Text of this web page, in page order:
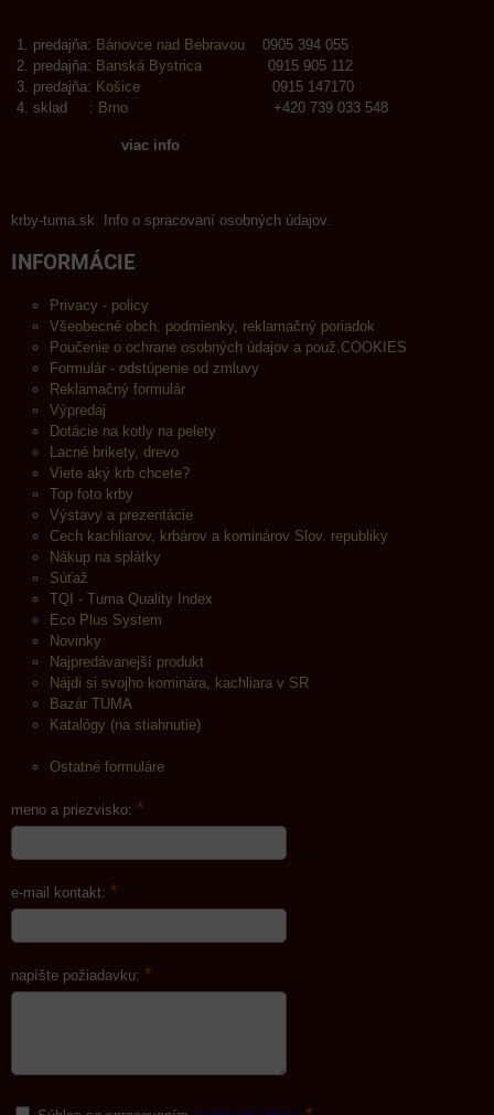
predajňa: Bánovce nad Bebravou 0905 394 055
predajňa: Banská Bystrica 0915 905 112
predajňa: Košice 0915 147170
sklad : Brno +420 739 033 548
viac info
krby-tuma.sk Info o spracovaní osobných údajov.
INFORMÁCIE
Privacy - policy
Všeobecné obch. podmienky, reklamačný poriadok
Poučenie o ochrane osobných údajov a použ.COOKIES
Formulár - odstúpenie od zmluvy
Reklamačný formulár
Výpredaj
Dotácie na kotly na pelety
Lacné brikety, drevo
Viete aký krb chcete?
Top foto krby
Výstavy a prezentácie
Cech kachliarov, krbárov a kominárov Slov. republiky
Nákup na splátky
Súťaž
TQI - Tuma Quality Index
Eco Plus System
Novinky
Najpredávanejší produkt
Nájdi si svojho kominára, kachliara v SR
Bazár TUMA
Katalógy (na stiahnutie)
Ostatné formuláre
meno a priezvisko: *
e-mail kontakt: *
napíšte požiadavku: *